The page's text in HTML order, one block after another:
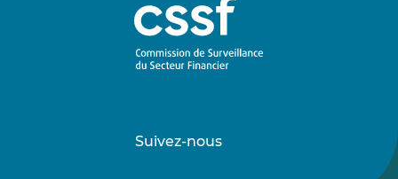
Suivez-nous